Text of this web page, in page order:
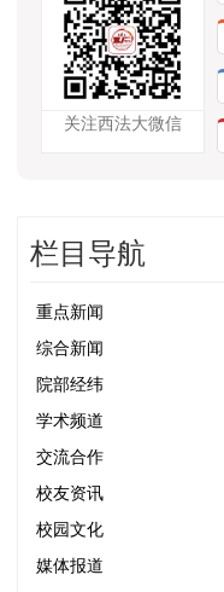
关注西法大微信
栏目导航
重点新闻
综合新闻
院部经纬
学术频道
交流合作
校友资讯
校园文化
媒体报道